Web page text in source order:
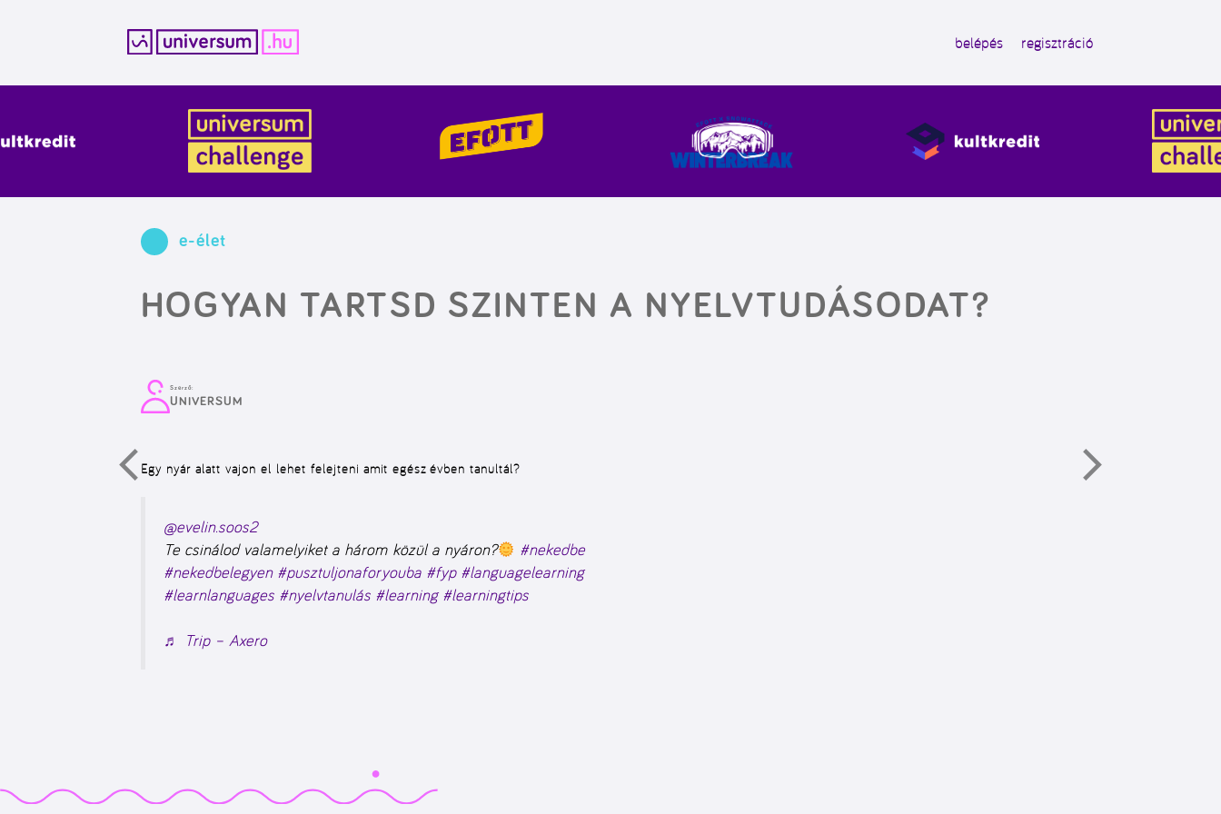
belépés regisztráció
e-élet
HOGYAN TARTSD SZINTEN A NYELVTUDÁSODAT?
Szerző:
UNIVERSUM
Egy nyár alatt vajon el lehet felejteni amit egész évben tanultál?
@evelin.soos2
Te csinálod valamelyiket a három közül a nyáron?
#nekedbe
#nekedbelegyen #pusztuljonaforyouba #fyp #languagelearning
#learnlanguages #nyelvtanulás #learning #learningtips
♬ Trip – Axero